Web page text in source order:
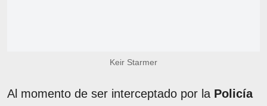
Keir Starmer
Al momento de ser interceptado por la Policía